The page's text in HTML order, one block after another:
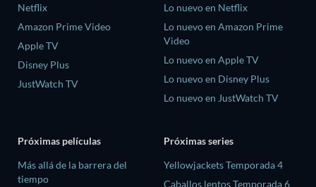
Netflix
Amazon Prime Video
Apple TV
Disney Plus
JustWatch TV
Lo nuevo en Netflix
Lo nuevo en Amazon Prime
Video
Lo nuevo en Apple TV
Lo nuevo en Disney Plus
Lo nuevo en JustWatch TV
Próximas películas
Más allá de la barrera del
tiempo
Próximas series
Yellowjackets Temporada 4
Caballos lentos Temporada 6